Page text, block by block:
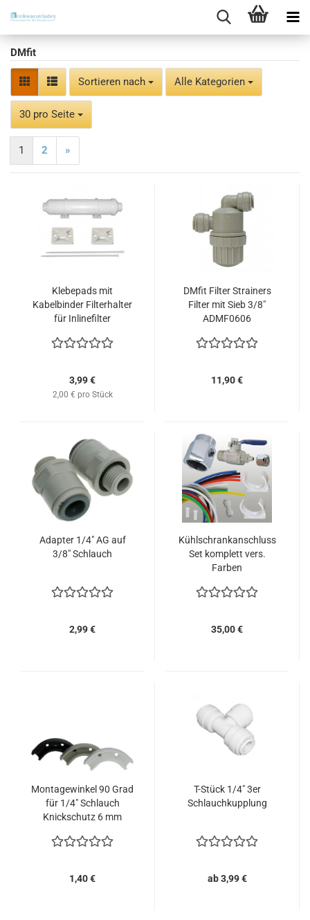
DMfit
Sortieren nach
Sortieren nach Alle Kategorien
30 pro Seite
pro Seite
1 2 »
Klebepads mit
Kabelbinder Filterhalter
für Inlinefilter
3,99 €
2,00 € pro Stück
DMfit Filter Strainers
Filter mit Sieb 3/8"
ADMF0606
11,90 €
Adapter 1/4" AG auf
3/8" Schlauch
2,99 €
Kühlschrankanschluss
Set komplett vers.
Farben
35,00 €
Montagewinkel 90 Grad
für 1/4" Schlauch
Knickschutz 6 mm
1,40 €
T-Stück 1/4" 3er
Schlauchkupplung
ab 3,99 €